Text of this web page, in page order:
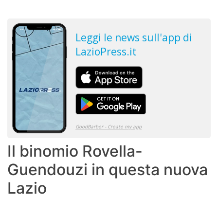
Il binomio Rovella-
Guendouzi in questa nuova
Lazio